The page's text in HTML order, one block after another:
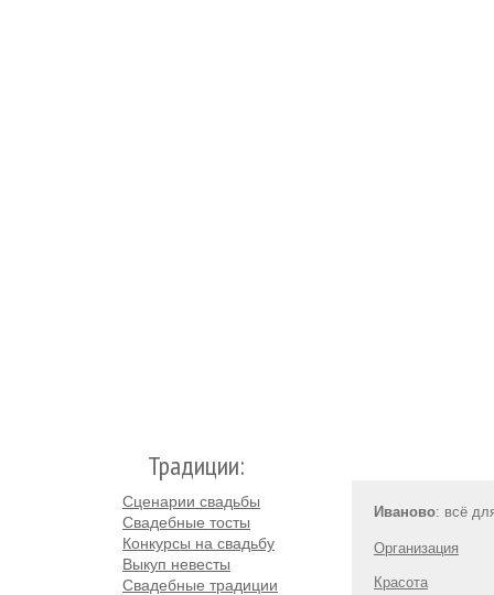
Традиции:
Сценарии свадьбы
Свадебные тосты
Конкурсы на свадьбу
Выкуп невесты
Свадебные традиции
Иваново: всё
Организация
Красота